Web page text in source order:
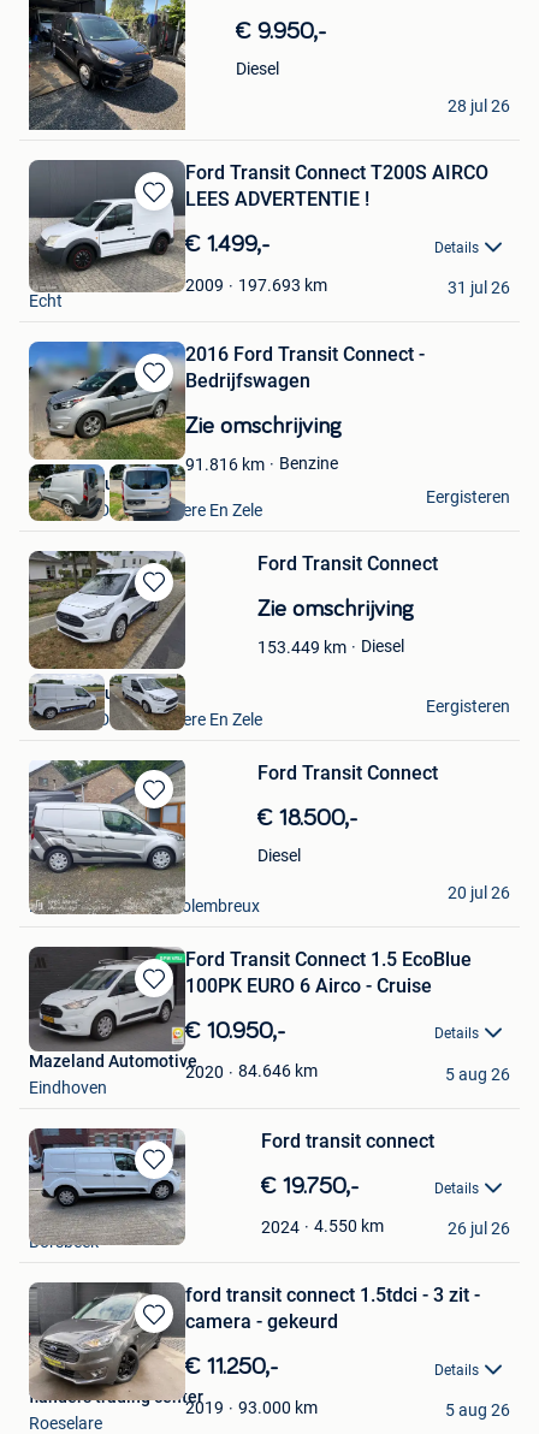
in
Mijn
Favorieten
€ 9.950,-
Diesel
G&A
Laarne
28 jul 26
Bewaren
in
Mijn
Favorieten
Ford Transit Connect T200S AIRCO
LEES ADVERTENTIE !
€ 1.499,- Details
2009 197.693 km
Bimex Auto's
Echt
31 jul 26
Bewaren
in
Mijn
Favorieten
2016 Ford Transit Connect -
Bedrijfswagen
Zie omschrijving
91.816 km
Benzine
VAVATO Auctions
Lokeren+Deel Overmere En Zele
Eergisteren
Bewaren
in
Mijn
Favorieten
Ford Transit Connect
Zie omschrijving
153.449 km Diesel
VAVATO Auctions
Lokeren+Deel Overmere En Zele
Eergisteren
Bewaren
in
Mijn
Favorieten
Ford Transit Connect
€ 18.500,-
Diesel
Catherine Wislez
Esneux + Partie De Dolembreux
20 jul 26
Bewaren
in
Favorieten
Ford Transit Connect 1.5 EcoBlue
100PK EURO 6 Airco - Cruise
€ 10.950,- Details
2020 84.646 km
Mazeland Automotive
Eindhoven
5 aug 26
Bewaren
in
Mijn
Favorieten
Ford transit connect
€ 19.750,- Details
2024 4.550 km
Peter
Borsbeek
26 jul 26
Bewaren
in
Mijn
Favorieten
ford transit connect 1.5tdci - 3 zit -
camera - gekeurd
€ 11.250,- Details
2019 93.000 km
flanders trading center
Roeselare
5 aug 26